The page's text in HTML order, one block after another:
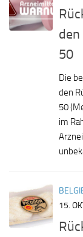
50
Die
den
50
im
15.